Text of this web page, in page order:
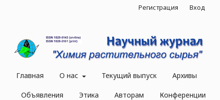
Главная О нас Текущий выпуск Архивы
Объявления Этика Авторам Конференции
Регистрация Вход